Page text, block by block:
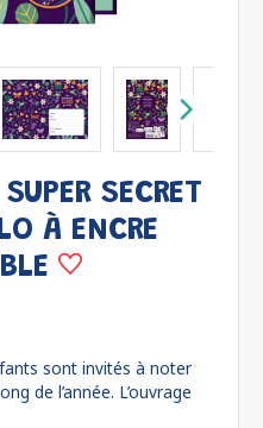
SECRET
À ENCRE
sont invités à noter
de l’année. L’ouvrage